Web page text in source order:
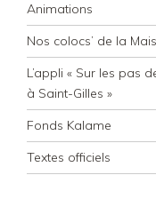
Animations
Nos colocs’ de la
L’appli « Sur les pas
à Saint-Gilles »
Fonds Kalame
Textes officiels